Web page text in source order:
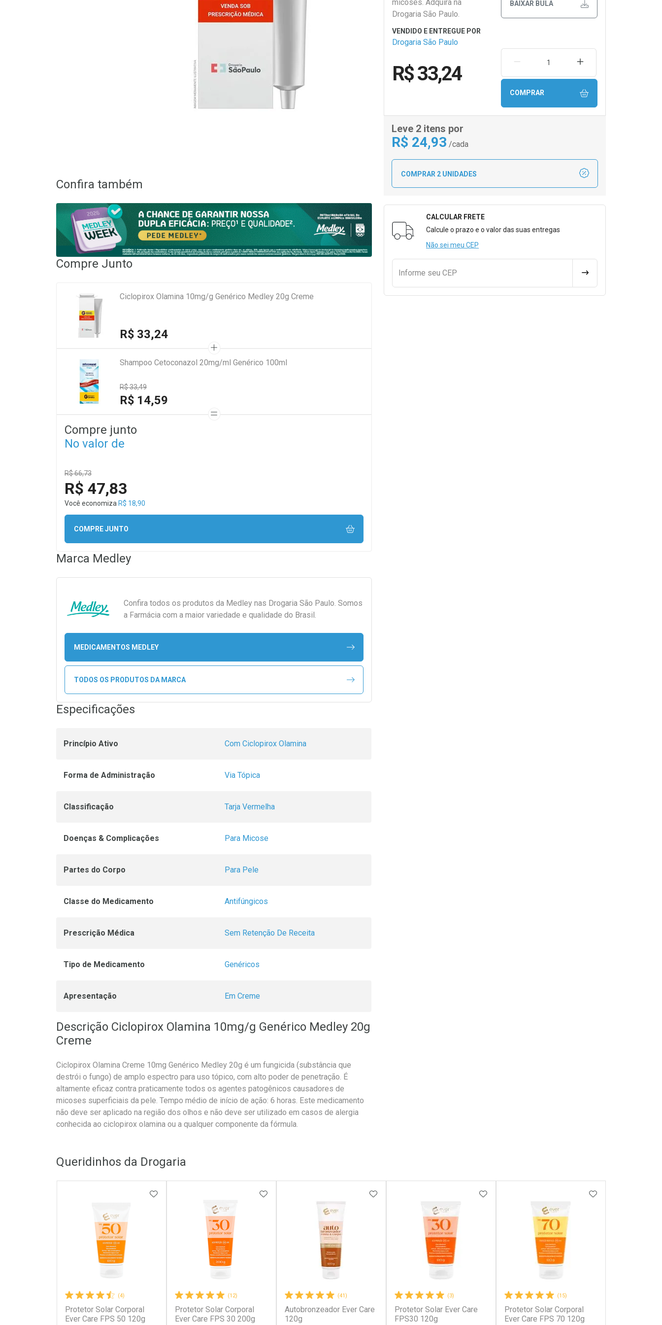
micoses. Adquira na
Drogaria São Paulo.
BAIXAR BULA
Drogaria São Paulo
R$ 33,24
REMOVER UMA UNIDADEAUMENTAR UMA
COMPRAR
Leve 2 itens por
R$ 24,93 /cada
COMPRAR 2 UNIDADES
Formulário para Calcular o Frete
CALCULAR FRETE
Calcule o prazo e o valor das suas entregas
Não sei meu CEP
Informe seu CEP CALCULAR FRETE
Confira também
Compre Junto
Ciclopirox Olamina 10mg/g Genérico Medley 20g Creme
R$ 33,24
Shampoo Cetoconazol 20mg/ml Genérico 100ml
R$ 33,49
R$ 14,59
Compre junto
No valor de
R$ 66,73
R$ 47,83
Você economiza R$ 18,90
COMPRE JUNTO
Marca Medley
Confira todos os produtos da Medley nas Drogaria São Paulo. Somos
a Farmácia com a maior variedade e qualidade do Brasil.
MEDICAMENTOS MEDLEY
TODOS OS PRODUTOS DA MARCA
Especificações
Princípio Ativo Com Ciclopirox Olamina
Forma de Administração Via Tópica
Classificação Tarja Vermelha
Doenças & Complicações Para Micose
Partes do Corpo Para Pele
Classe do Medicamento Antifúngicos
Prescrição Médica Sem Retenção De Receita
Tipo de Medicamento Genéricos
Apresentação Em Creme
Descrição Ciclopirox Olamina 10mg/g Genérico Medley 20g
Creme
Ciclopirox Olamina Creme 10mg Genérico Medley 20g é um fungicida (substância que
destrói o fungo) de amplo espectro para uso tópico, com alto poder de penetração. É
altamente eficaz contra praticamente todos os agentes patogênicos causadores de
micoses superficiais da pele. Tempo médio de início de ação: 6 horas. Este medicamento
não deve ser aplicado na região dos olhos e não deve ser utilizado em casos de alergia
conhecida ao ciclopirox olamina ou a qualquer componente da fórmula.
Queridinhos da Drogaria
(4)
Protetor Solar Corporal
Ever Care FPS 50 120g
ADICIONAR AOS FAVORITOS
(12)
Protetor Solar Corporal
Ever Care FPS 30 200g
ADICIONAR AOS FAVORITOS
(41)
Autobronzeador Ever Care
120g
ADICIONAR AOS FAVORITOS
(3)
Protetor Solar Ever Care
FPS30 120g
ADICIONAR AOS FAVORITOS
(15)
Protetor Solar Corporal
Ever Care FPS 70 120g
ADICIONAR AOS